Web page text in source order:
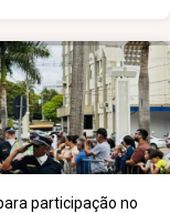
participação no